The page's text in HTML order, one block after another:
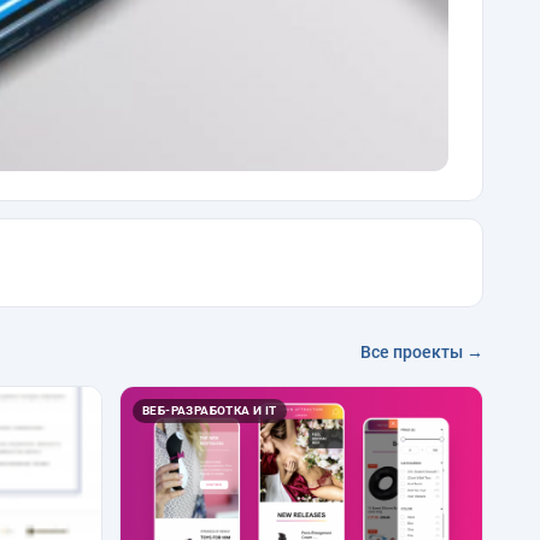
Все проекты →
ВЕБ-РАЗРАБОТКА И IT